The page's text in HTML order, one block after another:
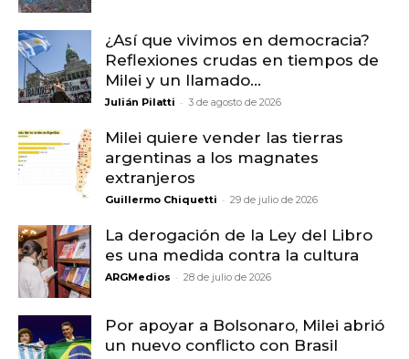
¿Así que vivimos en democracia?
Reflexiones crudas en tiempos de
Milei y un llamado...
Julián Pilatti - 3 de agosto de 2026
Milei quiere vender las tierras
argentinas a los magnates
extranjeros
Guillermo Chiquetti - 29 de julio de 2026
La derogación de la Ley del Libro
es una medida contra la cultura
ARGMedios - 28 de julio de 2026
Por apoyar a Bolsonaro, Milei abrió
un nuevo conflicto con Brasil